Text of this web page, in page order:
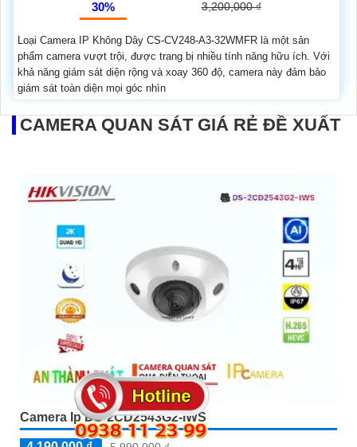
30% 3,200,000 ₫
Loại Camera IP Không Dây CS-CV248-A3-32WMFR là một sản
phẩm camera vượt trội, được trang bị nhiều tính năng hữu ích. Với
khả năng giám sát diện rộng và xoay 360 độ, camera này đảm bảo
giám sát toàn diện mọi góc nhìn
CAMERA QUAN SÁT GIÁ RẺ ĐỀ XUẤT
Camera Ip DS-2CD2543G2-IWS